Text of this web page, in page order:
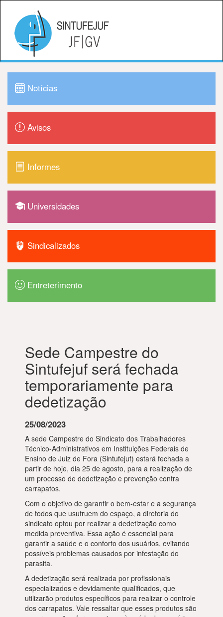
Notícias
Avisos
Informes
Universidades
Sindicalizados
Entreterimento
Sede Campestre do
Sintufejuf será fechada
temporariamente para
dedetização
25/08/2023
A sede Campestre do Sindicato dos Trabalhadores
Técnico-Administrativos em Instituições Federais de
Ensino de Juiz de Fora (Sintufejuf) estará fechada a
partir de hoje, dia 25 de agosto, para a realização de
um processo de dedetização e prevenção contra
carrapatos.
Com o objetivo de garantir o bem-estar e a segurança
de todos que usufruem do espaço, a diretoria do
sindicato optou por realizar a dedetização como
medida preventiva. Essa ação é essencial para
garantir a saúde e o conforto dos usuários, evitando
possíveis problemas causados por infestação do
parasita.
A dedetização será realizada por profissionais
especializados e devidamente qualificados, que
utilizarão produtos específicos para realizar o controle
dos carrapatos. Vale ressaltar que esses produtos são